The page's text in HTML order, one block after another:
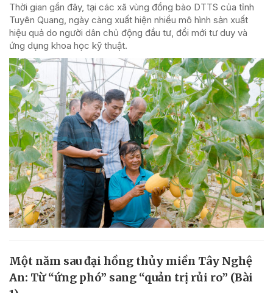
Thời gian gần đây, tại các xã vùng đồng bào DTTS của tỉnh
Tuyên Quang, ngày càng xuất hiện nhiều mô hình sản xuất
hiệu quả do người dân chủ động đầu tư, đổi mới tư duy và
ứng dụng khoa học kỹ thuật.
Một năm sau đại hồng thủy miền Tây Nghệ
An: Từ “ứng phó” sang “quản trị rủi ro” (Bài